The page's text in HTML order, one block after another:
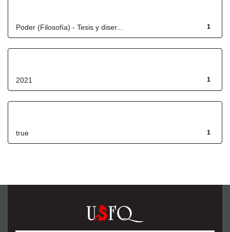
1
Poder (Filosofía) - Tesis y diser...
1
2021
1
true